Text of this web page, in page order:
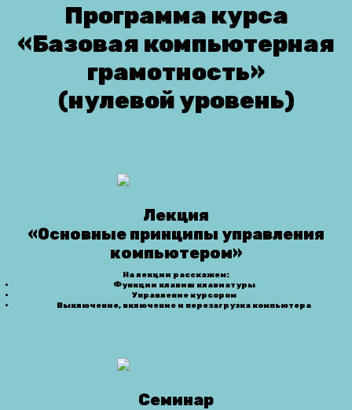
Программа курса
«Базовая компьютерная
грамотность»
(нулевой уровень)
Лекция
«Основные принципы управления
компьютером»
На лекции расскажем:
Функции клавиш клавиатуры
Управление курсором
Выключение, включение и перезагрузка компьютера
Семинар